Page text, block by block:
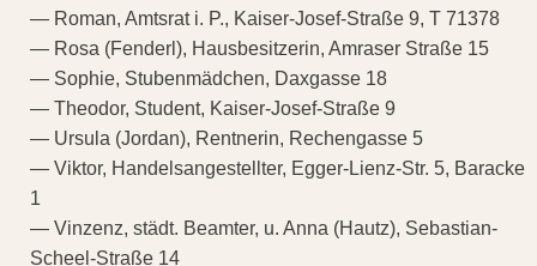
— Roman, Amtsrat i. P., Kaiser-Josef-Straße 9, T 71378
— Rosa (Fenderl), Hausbesitzerin, Amraser Straße 15
— Sophie, Stubenmädchen, Daxgasse 18
— Theodor, Student, Kaiser-Josef-Straße 9
— Ursula (Jordan), Rentnerin, Rechengasse 5
— Viktor, Handelsangestellter, Egger-Lienz-Str. 5, Baracke
1
— Vinzenz, städt. Beamter, u. Anna (Hautz), Sebastian-
Scheel-Straße 14